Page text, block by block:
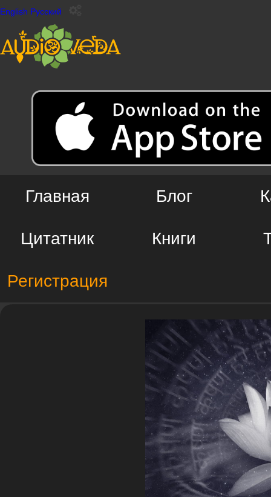
English Русский
Главная Блог
Цитатник Книги
Регистрация